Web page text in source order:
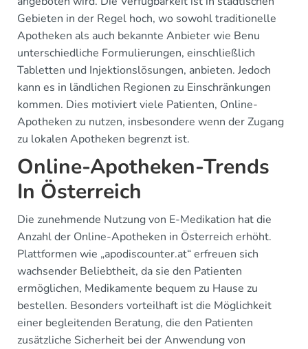
Gebieten in der Regel hoch, wo sowohl traditionelle
Apotheken als auch bekannte Anbieter wie Benu
unterschiedliche Formulierungen, einschließlich
Tabletten und Injektionslösungen, anbieten. Jedoch
kann es in ländlichen Regionen zu Einschränkungen
kommen. Dies motiviert viele Patienten, Online-
Apotheken zu nutzen, insbesondere wenn der Zugang
zu lokalen Apotheken begrenzt ist.
Online-Apotheken-Trends
In Österreich
Die zunehmende Nutzung von E-Medikation hat die
Anzahl der Online-Apotheken in Österreich erhöht.
Plattformen wie „apodiscounter.at“ erfreuen sich
wachsender Beliebtheit, da sie den Patienten
ermöglichen, Medikamente bequem zu Hause zu
bestellen. Besonders vorteilhaft ist die Möglichkeit
einer begleitenden Beratung, die den Patienten
zusätzliche Sicherheit bei der Anwendung von